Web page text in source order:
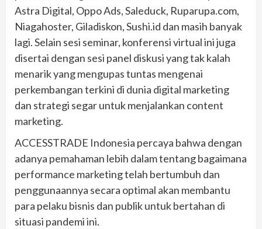
Astra Digital, Oppo Ads, Saleduck, Ruparupa.com,
Niagahoster, Giladiskon, Sushi.id dan masih banyak
lagi. Selain sesi seminar, konferensi virtual ini juga
disertai dengan sesi panel diskusi yang tak kalah
menarik yang mengupas tuntas mengenai
perkembangan terkini di dunia digital marketing
dan strategi segar untuk menjalankan content
marketing.
ACCESSTRADE Indonesia percaya bahwa dengan
adanya pemahaman lebih dalam tentang bagaimana
performance marketing telah bertumbuh dan
penggunaannya secara optimal akan membantu
para pelaku bisnis dan publik untuk bertahan di
situasi pandemi ini.